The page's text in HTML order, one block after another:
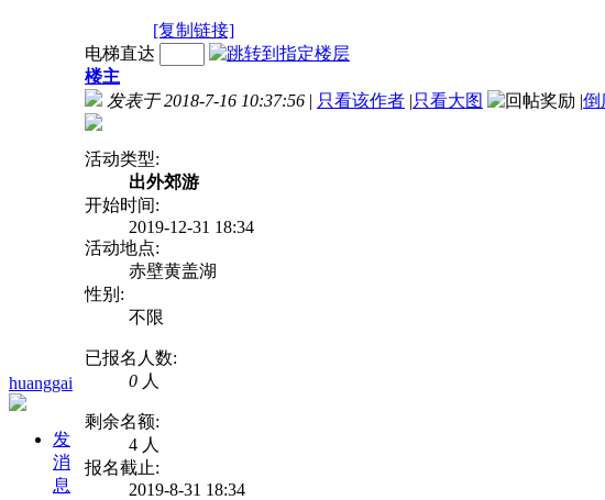
[复制链接]
huanggai
发
消
息
电梯直达
楼主
发表于 2018-7-16 10:37:56 | 只看该作者 |只看大图 |倒
活动类型:
出外郊游
开始时间:
2019-12-31 18:34
活动地点:
赤壁黄盖湖
性别:
不限
已报名人数:
0 人
剩余名额:
4 人
报名截止:
2019-8-31 18:34